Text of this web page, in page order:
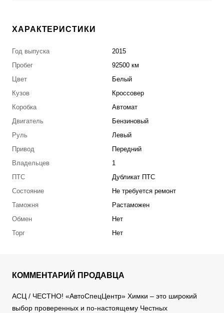
ХАРАКТЕРИСТИКИ
Год выпуска
2015
Пробег
92500 км
Цвет
Белый
Кузов
Кроссовер
Коробка
Автомат
Двигатель
Бензиновый
Руль
Левый
Привод
Передний
Владельцев
1
ПТС
Дубликат ПТС
Состояние
Не требуется ремонт
Таможня
Растаможен
Обмен
Нет
Торг
Нет
КОММЕНТАРИЙ ПРОДАВЦА
АСЦ / ЧЕСТНО! «АвтоСпецЦентр» Химки – это широкий
выбор проверенных и по-настоящему Честных